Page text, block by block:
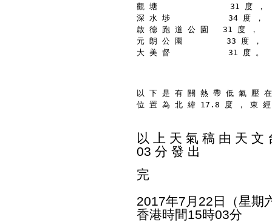
觀 塘               31 度 ，
深 水 埗            34 度 ，
啟 德 跑 道 公 園   31 度 ，
元 朗 公 園         33 度 ，
大 美 督            31 度 。
以 下 是 有 關 熱 帶 低 氣 壓
位 置 為 北 緯 17.8 度 ， 東
以 上 天 氣 稿 由 天 文
03 分 發 出
完
2017年7月22日（星期
香港時間15時03分